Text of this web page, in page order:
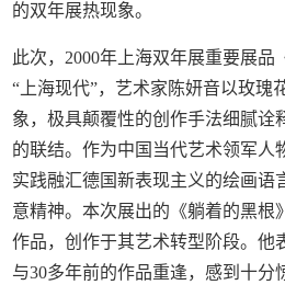
的双年展热现象。
此次，2000年上海双年展重要展品
“上海现代”，艺术家陈妍音以玫瑰
象，极具颠覆性的创作手法细腻诠
的联结。作为中国当代艺术领军人
实践融汇德国新表现主义的绘画语
意精神。本次展出的《躺着的黑根
作品，创作于其艺术转型阶段。他
与30多年前的作品重逢，感到十分